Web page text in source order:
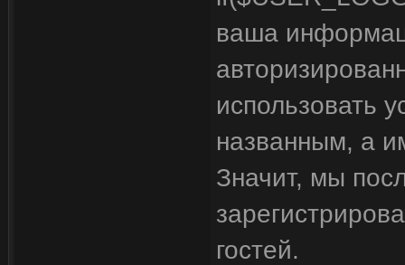
ваша
использовать
названным, а
Значит, мы
гостей.